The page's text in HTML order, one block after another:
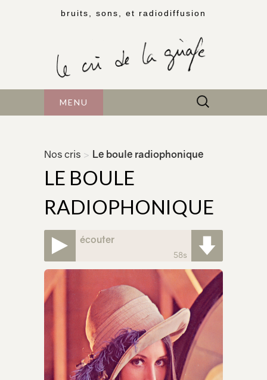
bruits, sons, et radiodiffusion
MENU Rechercher :
Nos cris > Le boule radiophonique
LE BOULE
RADIOPHONIQUE
écouter
58s